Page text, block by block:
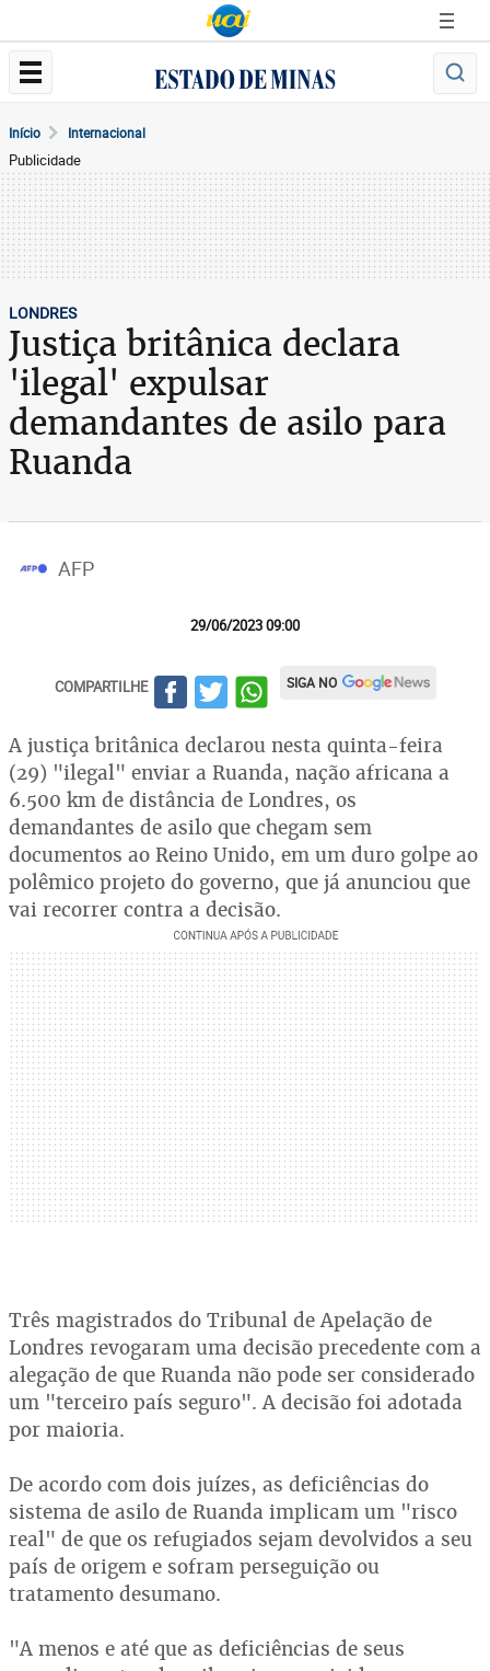
Início Internacional
Publicidade
LONDRES
Justiça britânica declara
'ilegal' expulsar
demandantes de asilo para
Ruanda
AFP
29/06/2023 09:00
COMPARTILHE SIGA NO
A justiça britânica declarou nesta quinta-feira
(29) "ilegal" enviar a Ruanda, nação africana a
6.500 km de distância de Londres, os
demandantes de asilo que chegam sem
documentos ao Reino Unido, em um duro golpe ao
polêmico projeto do governo, que já anunciou que
vai recorrer contra a decisão.
Três magistrados do Tribunal de Apelação de
Londres revogaram uma decisão precedente com a
alegação de que Ruanda não pode ser considerado
um "terceiro país seguro". A decisão foi adotada
por maioria.
De acordo com dois juízes, as deficiências do
sistema de asilo de Ruanda implicam um "risco
real" de que os refugiados sejam devolvidos a seu
país de origem e sofram perseguição ou
tratamento desumano.
"A menos e até que as deficiências de seus